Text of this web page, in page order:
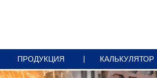
ПРОДУКЦИЯ КАЛЬКУЛЯТОР